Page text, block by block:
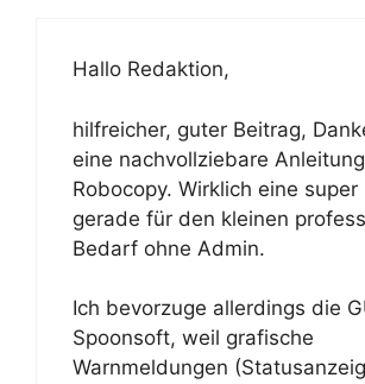
Hallo Redaktion,
hilfreicher, guter Beitrag,
eine nachvollziebare
Robocopy. Wirklich eine super
gerade für den kleinen
Bedarf ohne Admin.
Ich bevorzuge allerdings die
Spoonsoft, weil grafische
Warnmeldungen